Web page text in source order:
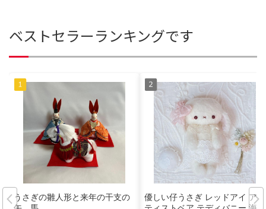
ベストセラーランキングです
うさぎの雛人形と来年の干支の
優しい仔うさぎ レッドアイ アー